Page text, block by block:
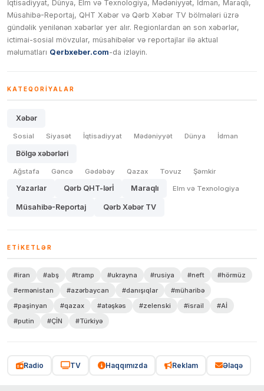
İqtisadiyyat, Dünya, Elm və Texnologiya, Mədəniyyət, İdman, Maraqlı,
Müsahibə-Reportaj, QHT Xəbər və Qərb Xəbər TV bölmələri üzrə
gündəlik yenilənən xəbərlər yer alır. Regionlardan ən son xəbərlər,
ictimai-sosial mövzular, müsahibələr və reportajlar ilə aktual
məlumatları Qerbxeber.com-da izləyin.
KATEQORIYALAR
Xəbər
Sosial Siyasət İqtisadiyyat Mədəniyyət Dünya İdman
Bölgə xəbərləri
Ağstafa Gəncə Gədəbəy Qazax Tovuz Şəmkir
Yazarlar Qərb QHT-lərİ Maraqlı Elm və Texnologiya
Müsahibə-Reportaj Qərb Xəbər TV
ETIKETLƏR
#iran #abş #tramp #ukrayna #rusiya #neft
#hörmüz
#ermənistan
#azərbaycan #danışıqlar
#müharibə
#paşinyan
#qazax #atəşkəs #zelenski #israil
#Aİ
#putin
#ÇİN #Türkiyə
Radio TV Haqqımızda Reklam Əlaqə